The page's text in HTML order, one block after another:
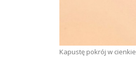
Kapustę pokrój w